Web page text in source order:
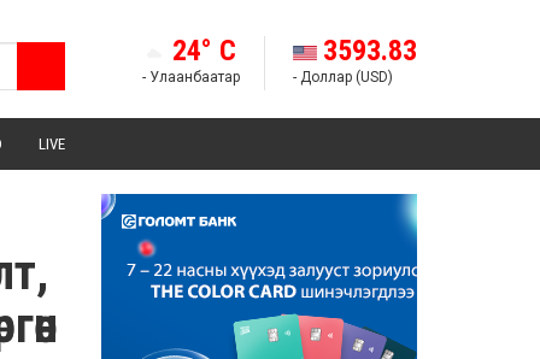
24° C
- Улаанбаатар
3593.83
- Доллар (USD)
LIVE